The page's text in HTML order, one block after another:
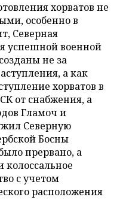
хорватов не
особенно в
Северная
успешной военной
не за
а как
хорватов в
от снабжения, а
Гламоч и
Северную
Босны
прервано, а
колоссальное
с учетом
расположения